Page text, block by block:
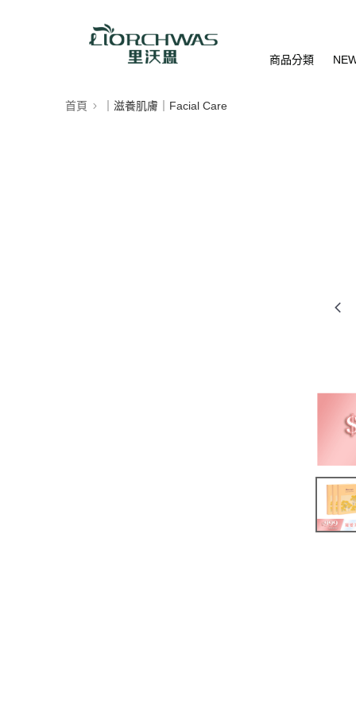
商品分類
首頁 ｜滋養肌膚｜Facial Care